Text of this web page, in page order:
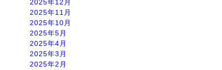
2025年12月
2025年11月
2025年10月
2025年5月
2025年4月
2025年3月
2025年2月